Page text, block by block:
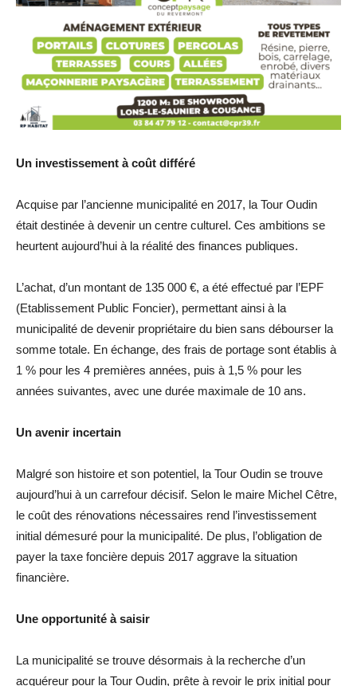
Un investissement à coût différé
Acquise par l’ancienne municipalité en 2017, la Tour Oudin
était destinée à devenir un centre culturel. Ces ambitions se
heurtent aujourd’hui à la réalité des finances publiques.
L’achat, d’un montant de 135 000 €, a été effectué par l’EPF
(Etablissement Public Foncier), permettant ainsi à la
municipalité de devenir propriétaire du bien sans débourser la
somme totale. En échange, des frais de portage sont établis à
1 % pour les 4 premières années, puis à 1,5 % pour les
années suivantes, avec une durée maximale de 10 ans.
Un avenir incertain
Malgré son histoire et son potentiel, la Tour Oudin se trouve
aujourd’hui à un carrefour décisif. Selon le maire Michel Cêtre,
le coût des rénovations nécessaires rend l’investissement
initial démesuré pour la municipalité. De plus, l’obligation de
payer la taxe foncière depuis 2017 aggrave la situation
financière.
Une opportunité à saisir
La municipalité se trouve désormais à la recherche d’un
acquéreur pour la Tour Oudin, prête à revoir le prix initial pour